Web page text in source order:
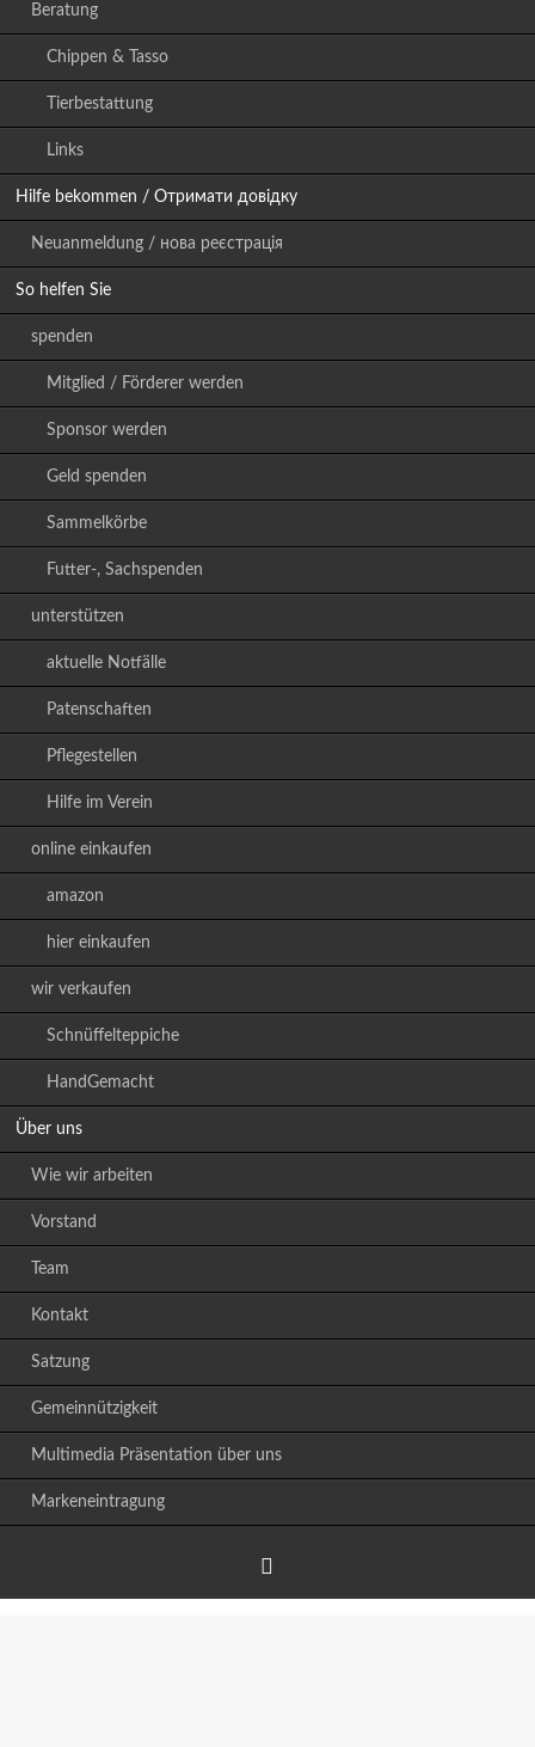
Beratung
Chippen & Tasso
Tierbestattung
Links
Hilfe bekommen / Отримати довідку
Neuanmeldung / нова реєстрація
So helfen Sie
spenden
Mitglied / Förderer werden
Sponsor werden
Geld spenden
Sammelkörbe
Futter-, Sachspenden
unterstützen
aktuelle Notfälle
Patenschaften
Pflegestellen
Hilfe im Verein
online einkaufen
amazon
hier einkaufen
wir verkaufen
Schnüffelteppiche
HandGemacht
Über uns
Wie wir arbeiten
Vorstand
Team
Kontakt
Satzung
Gemeinnützigkeit
Multimedia Präsentation über uns
Markeneintragung